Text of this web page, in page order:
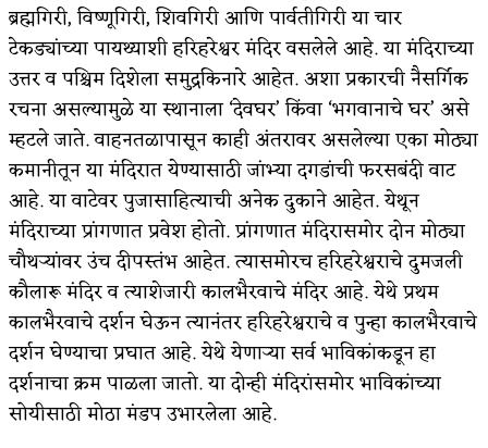
ब्रह्मगिरी, विष्णूगिरी, शिवगिरी आणि पार्वतीगिरी या चार
टेकड्यांच्या पायथ्याशी हरिहरेश्वर मंदिर वसलेले आहे. या मंदिराच्या
उत्तर व पश्चिम दिशेला समुद्रकिनारे आहेत. अशा प्रकारची नैसर्गिक
रचना असल्यामुळे या स्थानाला ‘देवघर’ किंवा ‘भगवानाचे घर’ असे
म्हटले जाते. वाहनतळापासून काही अंतरावर असलेल्या एका मोठ्या
कमानीतून या मंदिरात येण्यासाठी जांभ्या दगडांची फरसबंदी वाट
आहे. या वाटेवर पुजासाहित्याची अनेक दुकाने आहेत. येथून
मंदिराच्या प्रांगणात प्रवेश होतो. प्रांगणात मंदिरासमोर दोन मोठ्या
चौथऱ्यांवर उंच दीपस्तंभ आहेत. त्यासमोरच हरिहरेश्वराचे दुमजली
कौलारू मंदिर व त्याशेजारी कालभैरवाचे मंदिर आहे. येथे प्रथम
कालभैरवाचे दर्शन घेऊन त्यानंतर हरिहरेश्वराचे व पुन्हा कालभैरवाचे
दर्शन घेण्याचा प्रघात आहे. येथे येणाऱ्या सर्व भाविकांकडून हा
दर्शनाचा क्रम पाळला जातो. या दोन्ही मंदिरांसमोर भाविकांच्या
सोयीसाठी मोठा मंडप उभारलेला आहे.